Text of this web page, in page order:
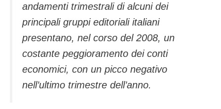
andamenti trimestrali di alcuni dei
principali gruppi editoriali italiani
presentano, nel corso del 2008, un
costante peggioramento dei conti
economici, con un picco negativo
nell’ultimo trimestre dell’anno.